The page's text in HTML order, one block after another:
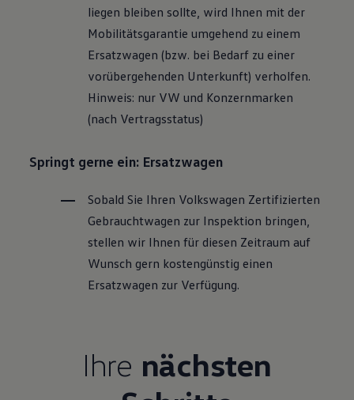
liegen bleiben sollte, wird Ihnen mit der
Mobilitätsgarantie umgehend zu einem
Ersatzwagen (bzw. bei Bedarf zu einer
vorübergehenden Unterkunft) verholfen.
Hinweis: nur VW und Konzernmarken
(nach Vertragsstatus)
Springt gerne ein: Ersatzwagen
Sobald Sie Ihren Volkswagen Zertifizierten
Gebrauchtwagen zur Inspektion bringen,
stellen wir Ihnen für diesen Zeitraum auf
Wunsch gern kostengünstig einen
Ersatzwagen zur Verfügung.
Ihre nächsten